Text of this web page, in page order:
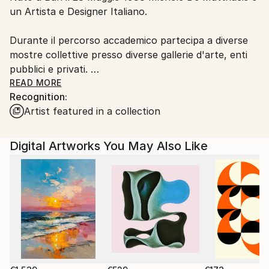
Customs:
country's regulations for exporting valuable
artworks.
un Artista e Designer Italiano.
Durante il percorso accademico partecipa a diverse
mostre collettive presso diverse gallerie d'arte, enti
pubblici e privati.
Dal 2009 inizia le sue ricerche sul mondo
microscopico, tema di grande ispirazione ancora
Nel 2010 si trasferisce a Milano dove studia Product
Design presso lo IED.
Durante gli studi si concentra sulla ricerca di varie
forme di espressione e tecniche artistiche innovative.
Finiti gli studi nel 2013 inizia a collaborare in diversi
studi di architettura e aziende di design portando
READ MORE
Recognition:
Artist featured in a collection
Digital Artworks You May Also Like